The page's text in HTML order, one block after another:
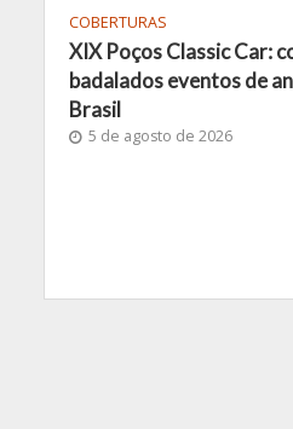
COBERTURAS
XIX Poços Classic Car:
badalados eventos de
Brasil
5 de agosto de 2026